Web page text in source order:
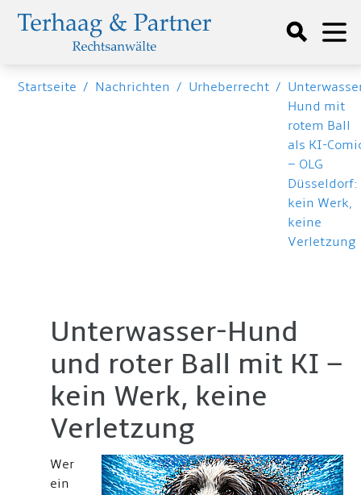
Startseite / Nachrichten / Urheberrecht /
Hund mit
rotem Ball
als KI-
– OLG
Düsseldorf:
kein Werk,
keine
Verletzung
Unterwasser-Hund
und roter Ball mit KI –
kein Werk, keine
Verletzung
Wer
ein